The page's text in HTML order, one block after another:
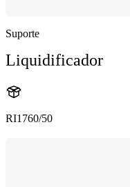
Suporte
Liquidificador
RI1760/50